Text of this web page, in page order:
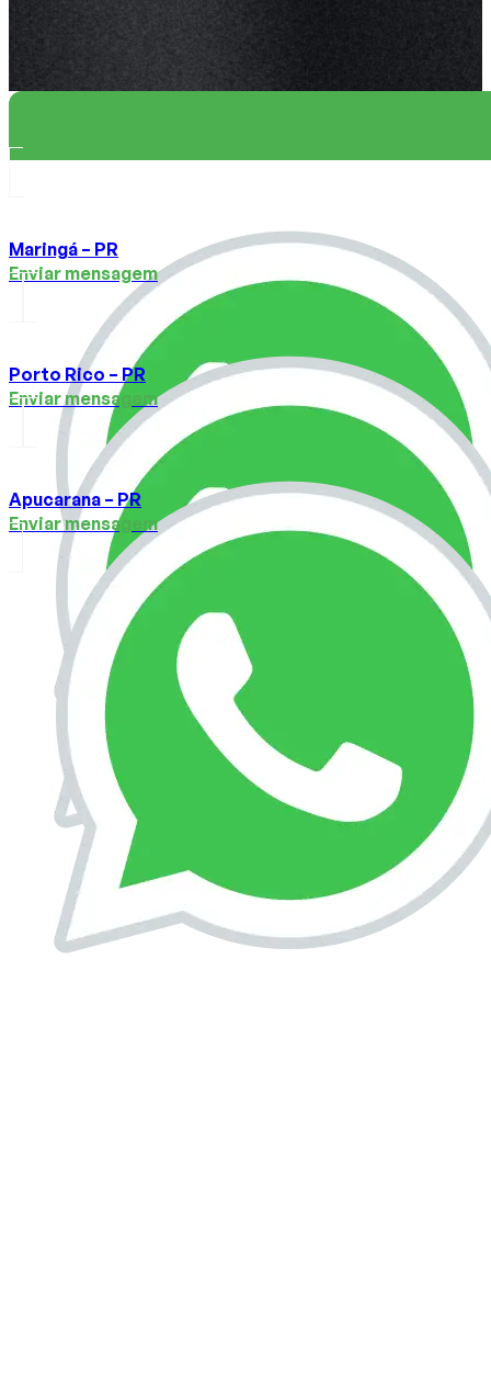
Maringá – PR
Enviar mensagem
Porto Rico – PR
Enviar mensagem
Apucarana – PR
Enviar mensagem